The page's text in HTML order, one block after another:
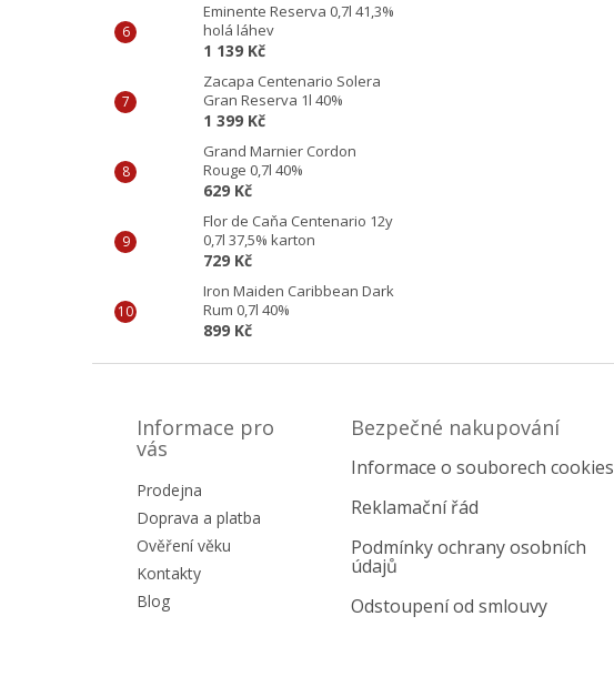
Eminente Reserva 0,7l 41,3%
holá láhev
1 139 Kč
Zacapa Centenario Solera
Gran Reserva 1l 40%
1 399 Kč
Grand Marnier Cordon
Rouge 0,7l 40%
629 Kč
Flor de Caňa Centenario 12y
0,7l 37,5% karton
729 Kč
Iron Maiden Caribbean Dark
Rum 0,7l 40%
899 Kč
Informace pro
vás
Prodejna
Doprava a platba
Ověření věku
Kontakty
Blog
Bezpečné nakupování
Informace o souborech cookies
Reklamační řád
Podmínky ochrany osobních
údajů
Odstoupení od smlouvy